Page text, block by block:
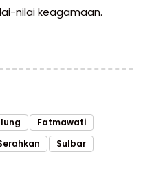
nilai keagamaan.
Fatmawati
Sulbar